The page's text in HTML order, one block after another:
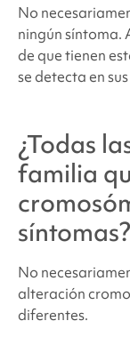
No
ningún síntoma.
de que tienen
se detecta en
¿Todas
familia
síntomas?
No
alteración
diferentes.